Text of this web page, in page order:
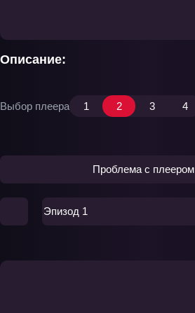
Описание:
Выбор плеера 1 2 3 4
Проблема с плеером
Эпизод 1